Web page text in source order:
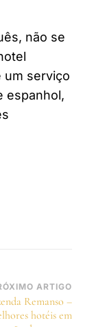
não se
um serviço
espanhol,
ARTIGO
Remanso –
hotéis em